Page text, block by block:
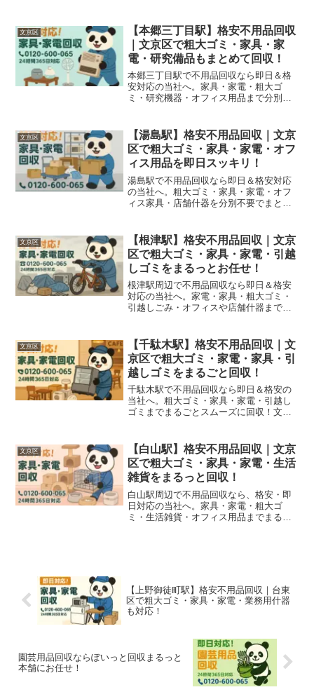
園・本郷・白山・千駄木エリアも対応可
能です。
文京区
【本郷三丁目駅】格安不用品回収
｜文京区で粗大ゴミ・家具・家
電・研究備品もまとめて回収！
本郷三丁目駅で不用品回収なら即日＆格
安対応の当社へ。家具・家電・粗大ゴ
ミ・研究機器・オフィス用品まで分別不
文京区
【湯島駅】格安不用品回収｜文京
区で粗大ゴミ・家具・家電・オフ
ィス用品を即日スッキリ！
湯島駅で不用品回収なら即日＆格安対応
の当社へ。粗大ゴミ・家具・家電・オフ
ィス家具・店舗什器を分別不要でまとめ
文京区
【根津駅】格安不用品回収｜文京
区で粗大ゴミ・家具・家電・引越
しゴミをまるっとお任せ！
根津駅周辺で不用品回収なら即日＆格安
対応の当社へ。家電・家具・粗大ゴミ・
引越しごみ・オフィスや店舗什器までま
文京区
【千駄木駅】格安不用品回収｜文
京区で粗大ゴミ・家電・家具・引
越しゴミをまるごと回収！
千駄木駅で不用品回収なら即日＆格安の
当社へ。粗大ゴミ・家具・家電・引越し
ゴミまでまるごとスムーズに回収！文京
文京区
【白山駅】格安不用品回収｜文京
区で粗大ゴミ・家具・家電・生活
雑貨をまるっと回収！
白山駅周辺で不用品回収なら、格安・即
日対応の当社へ。家具・家電・粗大ゴ
ミ・生活雑貨・オフィス用品までまるご
【上野御徒町駅】格安不用品回収｜台東
区で粗大ゴミ・家具・家電・業務用什器
も対応！
園芸用品回収ならぽいっと回収まるっと
本舗にお任せ！